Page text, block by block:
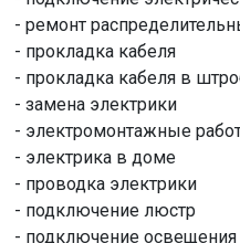
- ремонт
- прокладка кабеля
- прокладка кабеля в
- замена электрики
- электромонтажные
- электрика в доме
- проводка электрики
- подключение люстр
- подключение освещения